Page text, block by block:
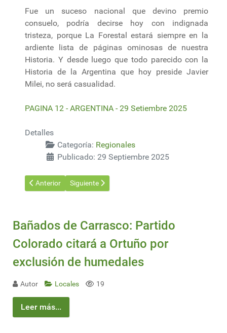
Fue un suceso nacional que devino premio
consuelo, podría decirse hoy con indignada
tristeza, porque La Forestal estará siempre en la
ardiente lista de páginas ominosas de nuestra
Historia. Y desde luego que todo parecido con la
Historia de la Argentina que hoy preside Javier
Milei, no será casualidad.
PAGINA 12 - ARGENTINA - 29 Setiembre 2025
Detalles
Categoría: Regionales
Publicado: 29 Septiembre 2025
Artículo anterior: Argentina simplificó el transporte
Anterior Artículo siguiente: Se quemaron 30 mil hectáreas
Siguiente
Bañados de Carrasco: Partido
Colorado citará a Ortuño por
exclusión de humedales
Autor Locales 19
Leer más...